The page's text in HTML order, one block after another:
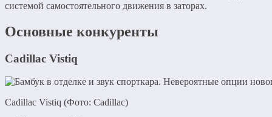
системой самостоятельного движения в заторах.
Основные конкуренты
Cadillac Vistiq
Cadillac Vistiq (Фото: Cadillac)